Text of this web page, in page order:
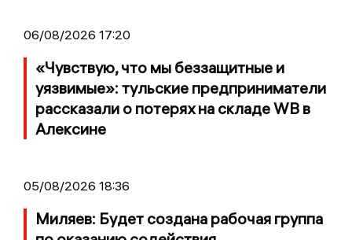
06/08/2026 17:20
«Чувствую, что мы беззащитные и
уязвимые»: тульские предприниматели
рассказали о потерях на складе WB в
Алексине
05/08/2026 18:36
Миляев: Будет создана рабочая группа